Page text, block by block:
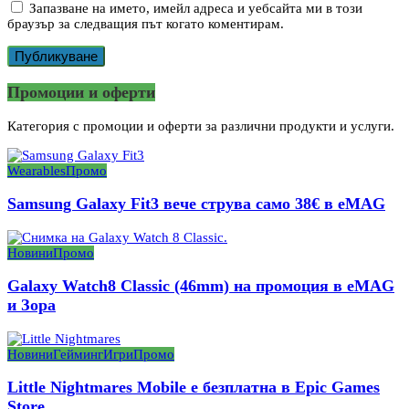
Запазване на името, имейл адреса и уебсайта ми в този
браузър за следващия път когато коментирам.
Промоции и оферти
Категория с промоции и оферти за различни продукти и услуги.
WearablesПромо
Samsung Galaxy Fit3 вече струва само 38€ в eMAG
НовиниПромо
Galaxy Watch8 Classic (46mm) на промоция в eMAG
и Зора
НовиниГеймингИгриПромо
Little Nightmares Mobile е безплатна в Epic Games